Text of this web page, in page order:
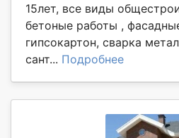
15лет, все виды
бетоные работы ,
гипсокартон, сварка
сант... Подробнее